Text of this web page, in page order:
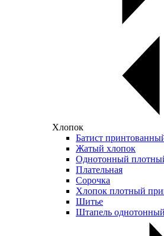
Хлопок
Батист
Жатый хлопок
Однотонный
Плательная
Сорочка
Хлопок плотный
Шитье
Штапель однотонный